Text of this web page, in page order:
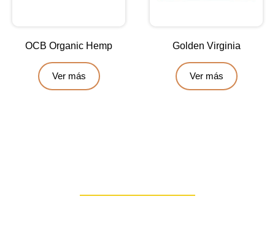
OCB Organic Hemp
Ver más
Golden Virginia
Ver más